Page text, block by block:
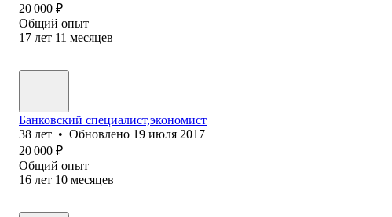
20 000 ₽
Общий опыт
17 лет 11 месяцев
Банковский специалист,экономист
38 лет • Обновлено 19 июля 2017
20 000 ₽
Общий опыт
16 лет 10 месяцев